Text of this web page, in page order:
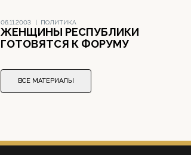
06.11.2003 | ПОЛИТИКА
ЖЕНЩИНЫ РЕСПУБЛИКИ
ГОТОВЯТСЯ К ФОРУМУ
ВСЕ МАТЕРИАЛЫ